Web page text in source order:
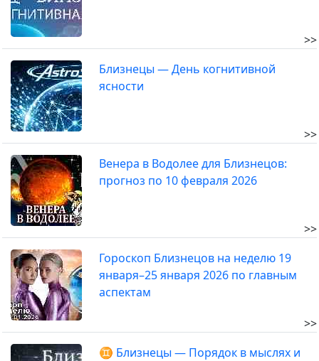
>>
Близнецы — День когнитивной
ясности
>>
Венера в Водолее для Близнецов:
прогноз по 10 февраля 2026
>>
Гороскоп Близнецов на неделю 19
января–25 января 2026 по главным
аспектам
>>
♊ Близнецы — Порядок в мыслях и